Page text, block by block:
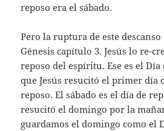
reposo era el sábado.
Pero la ruptura de este
Génesis capítulo 3. Jesús lo re-
reposo del espíritu. Ese es el Día
que Jesús resucitó el primer día
reposo. El sábado es el día de
resucitó el domingo por la
guardamos el domingo como el